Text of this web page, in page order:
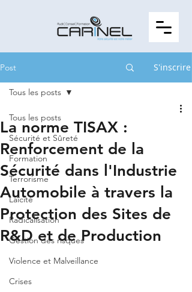
Post S'inscrire
Tous les posts
Sécurité et Sûreté
Formation
Terrorisme
Laïcité
Radicalisation
Gestion des risques
Violence et Malveillance
Crises
Tous les posts
La norme TISAX :
Renforcement de la
Sécurité dans l'Industrie
Automobile à travers la
Protection des Sites de
R&D et de Production